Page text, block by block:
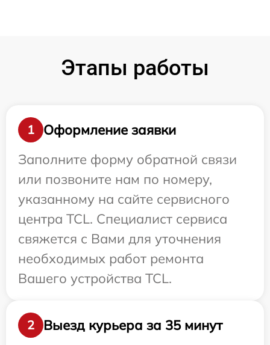
Этапы работы
1
Оформление заявки
Заполните форму обратной связи
или позвоните нам по номеру,
указанному на сайте сервисного
центра TCL. Специалист сервиса
свяжется с Вами для уточнения
необходимых работ ремонта
Вашего устройства TCL.
2 Выезд курьера за 35 минут